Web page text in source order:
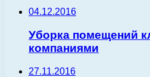
04.12.2016
Уборка помещений
компаниями
27.11.2016